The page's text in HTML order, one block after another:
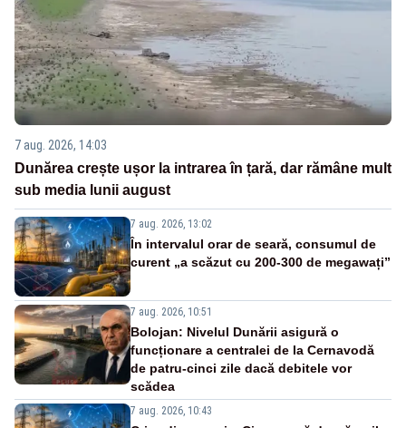
7 aug. 2026, 14:03
Dunărea crește ușor la intrarea în țară, dar rămâne mult
sub media lunii august
7 aug. 2026, 13:02
În intervalul orar de seară, consumul de
curent „a scăzut cu 200-300 de megawați”
7 aug. 2026, 10:51
Bolojan: Nivelul Dunării asigură o
funcționare a centralei de la Cernavodă
de patru-cinci zile dacă debitele vor
scădea
7 aug. 2026, 10:43